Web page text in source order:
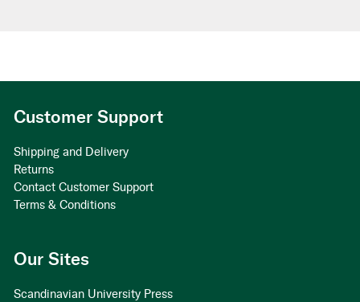
Customer Support
Shipping and Delivery
Returns
Contact Customer Support
Terms & Conditions
Our Sites
Scandinavian University Press